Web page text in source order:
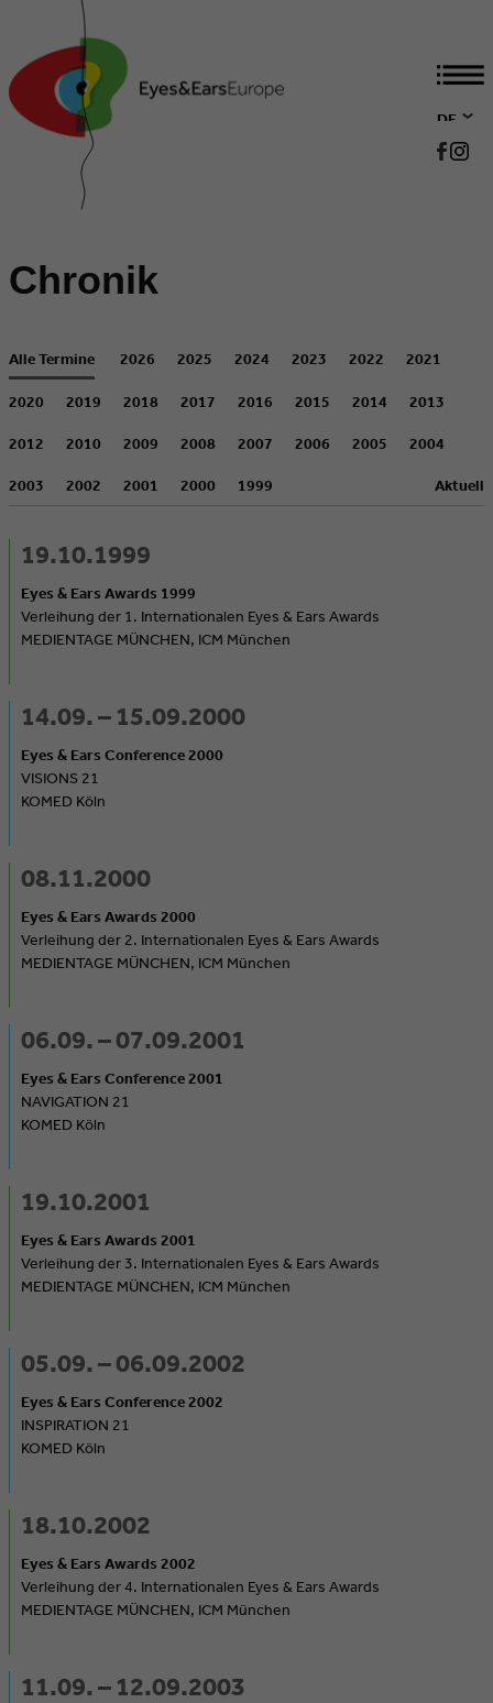
DE
EN
Chronik
Alle Termine 2026 2025 2024 2023 2022 2021
2020 2019 2018 2017 2016 2015 2014 2013
2012 2010 2009 2008 2007 2006 2005 2004
2003 2002 2001 2000 1999 Aktuell
19.10.1999
Eyes & Ears Awards 1999
Verleihung der 1. Internationalen Eyes & Ears Awards
MEDIENTAGE MÜNCHEN, ICM München
14.09. – 15.09.2000
Eyes & Ears Conference 2000
VISIONS 21
KOMED Köln
08.11.2000
Eyes & Ears Awards 2000
Verleihung der 2. Internationalen Eyes & Ears Awards
MEDIENTAGE MÜNCHEN, ICM München
06.09. – 07.09.2001
Eyes & Ears Conference 2001
NAVIGATION 21
KOMED Köln
19.10.2001
Eyes & Ears Awards 2001
Verleihung der 3. Internationalen Eyes & Ears Awards
MEDIENTAGE MÜNCHEN, ICM München
05.09. – 06.09.2002
Eyes & Ears Conference 2002
INSPIRATION 21
KOMED Köln
18.10.2002
Eyes & Ears Awards 2002
Verleihung der 4. Internationalen Eyes & Ears Awards
MEDIENTAGE MÜNCHEN, ICM München
11.09. – 12.09.2003